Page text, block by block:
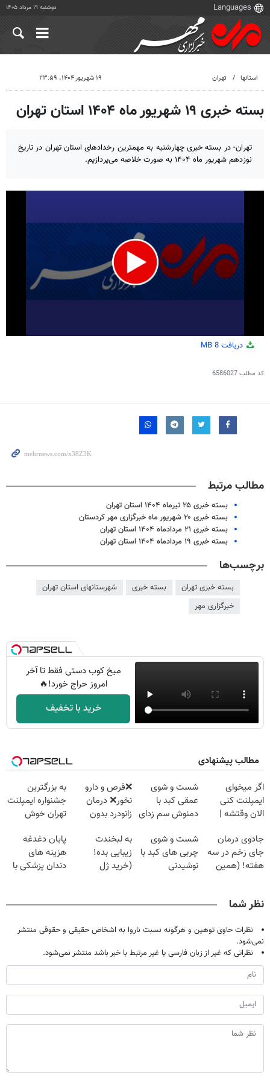
دوشنبه ۱۹ مرداد ۱۴۰۵
استانها تهران ۱۹ شهریور ۱۴۰۴، ۲۳:۵۹
بسته خبری ۱۹ شهریور ماه ۱۴۰۴ استان تهران
تهران- در بسته خبری چهارشنبه به مهمترین رخدادهای استان تهران در تاریخ
نوزدهم شهریور ماه ۱۴۰۴ به صورت خلاصه می‌پردازیم.
0 دریافت 8 MB
کد مطلب6586027
مطالب مرتبط
بسته خبری ۲۵ تیرماه ۱۴۰۴ استان تهران
بسته خبری ۲۰ شهریور ماه خبرگزاری مهر کردستان
بسته خبری ۲۱ مردادماه ۱۴۰۴ استان تهران
بسته خبری ۱۹ مردادماه ۱۴۰۴ استان تهران
برچسب‌ها
بسته خبری تهران بسته خبری
شهرستانهای استان تهران
خبرگزاری مهر
میخ کوب دستی فقط تا آخر
امروز حراج خورد!🔥
خرید با تخفیف
مطالب پیشنهادی
اگر میخوای
ایمپلنت کنی
الان وقتشه |
میلیون تومان!!!
شست و شوی
عمقی کبد با
دمنوش سم زدای
❌قرص‌ و دارو
نخور❌ درمان
زانودرد بدون
به بزرگترین
جشنواره ایمپلنت
تهران خوش
۲۵ میلیون !
جادوی درمان
جای زخم در سه
هفته! (همین
شست و شوی
چربی های کبد با
نوشیدنی
به لبخندت
زیبایی بده!
(خرید ژل
با40%تخفیف)
پایان دغدغه
هزینه های
دندان پزشکی با
نظر شما
نظرات حاوی توهین و هرگونه نسبت ناروا به اشخاص حقیقی و حقوقی منتشر
نمی‌شود.
نظراتی که غیر از زبان فارسی یا غیر مرتبط با خبر باشد منتشر نمی‌شود.